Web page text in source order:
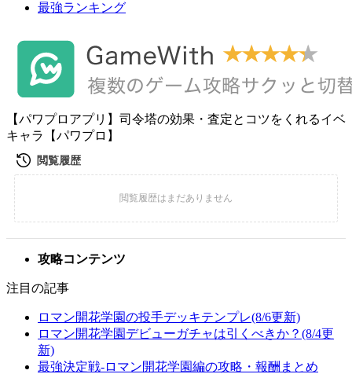
最強ランキング
【パワプロアプリ】司令塔の効果・査定とコツをくれるイベ
キャラ【パワプロ】
攻略コンテンツ
注目の記事
ロマン開花学園の投手デッキテンプレ(8/6更新)
ロマン開花学園デビューガチャは引くべきか？(8/4更
新)
最強決定戦-ロマン開花学園編の攻略・報酬まとめ